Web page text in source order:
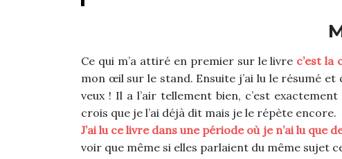
Ce qui m’a attiré en premier sur le livre c’est la
mon œil sur le stand. Ensuite j’ai lu le résumé
veux ! Il a l’air tellement bien, c’est
crois que je l’ai déjà dit mais je le répète encore.
J’ai lu ce livre dans une période où je n’ai lu que
voir que même si elles parlaient du même sujet